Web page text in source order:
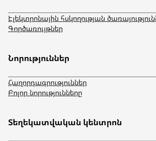
Էլեկտրոնային հսկողության
Գործառույթներ
Նորություններ
Հաղորդագրություններ
Բոլոր նորությունները
Տեղեկատվական կենտրոն